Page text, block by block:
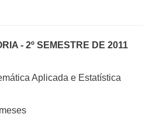
- 2º SEMESTRE DE 2011
Aplicada e Estatística